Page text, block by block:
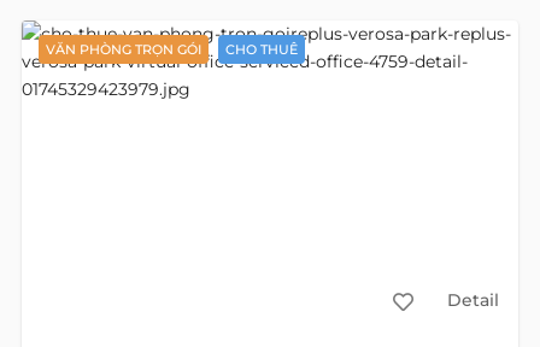
VĂN PHÒNG TRỌN GÓI CHO THUÊ
Detail